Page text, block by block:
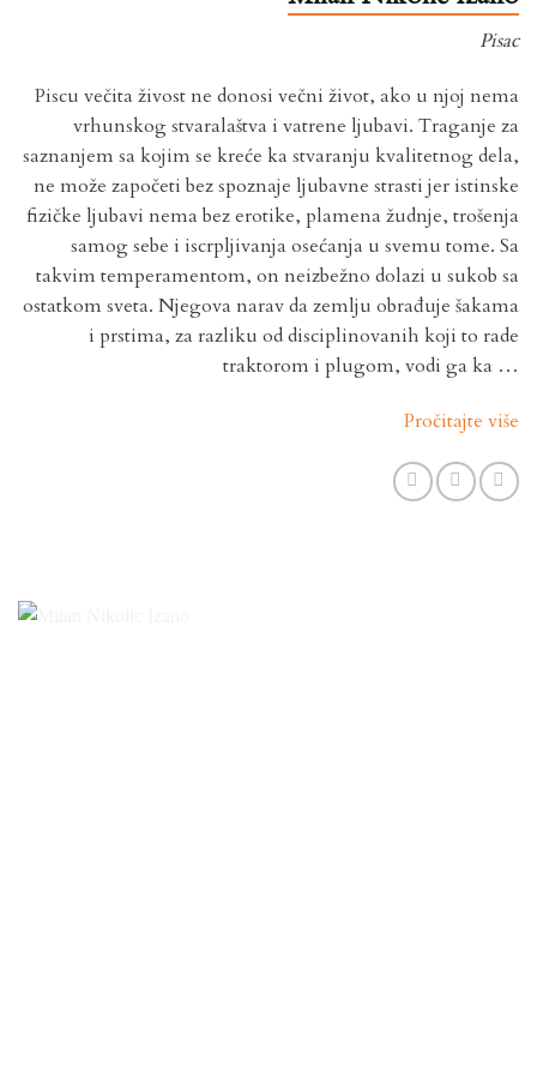
Pisac
Piscu večita živost ne donosi večni život, ako u njoj nema
vrhunskog stvaralaštva i vatrene ljubavi. Traganje za
saznanjem sa kojim se kreće ka stvaranju kvalitetnog dela,
ne može započeti bez spoznaje ljubavne strasti jer istinske
fizičke ljubavi nema bez erotike, plamena žudnje, trošenja
samog sebe i iscrpljivanja osećanja u svemu tome. Sa
takvim temperamentom, on neizbežno dolazi u sukob sa
ostatkom sveta. Njegova narav da zemlju obrađuje šakama
i prstima, za razliku od disciplinovanih koji to rade
traktorom i plugom, vodi ga ka …
Pročitajte više